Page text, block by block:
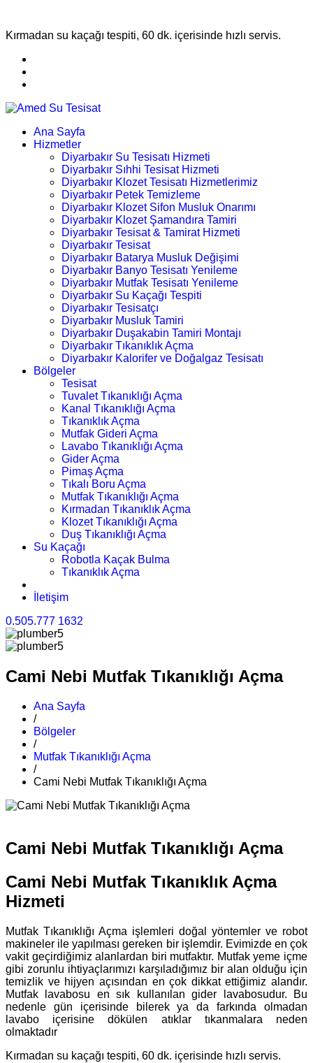
Kırmadan su kaçağı tespiti, 60 dk. içerisinde hızlı servis.
Ana Sayfa
Hizmetler
Diyarbakır Su Tesisatı Hizmeti
Diyarbakır Sıhhi Tesisat Hizmeti
Diyarbakır Klozet Tesisatı Hizmetlerimiz
Diyarbakır Petek Temizleme
Diyarbakır Klozet Sifon Musluk Onarımı
Diyarbakır Klozet Şamandıra Tamiri
Diyarbakır Tesisat & Tamirat Hizmeti
Diyarbakır Tesisat
Diyarbakır Batarya Musluk Değişimi
Diyarbakır Banyo Tesisatı Yenileme
Diyarbakır Mutfak Tesisatı Yenileme
Diyarbakır Su Kaçağı Tespiti
Diyarbakır Tesisatçı
Diyarbakır Musluk Tamiri
Diyarbakır Duşakabin Tamiri Montajı
Diyarbakır Tıkanıklık Açma
Diyarbakır Kalorifer ve Doğalgaz Tesisatı
Bölgeler
Tesisat
Tuvalet Tıkanıklığı Açma
Kanal Tıkanıklığı Açma
Tıkanıklık Açma
Mutfak Gideri Açma
Lavabo Tıkanıklığı Açma
Gider Açma
Pimaş Açma
Tıkalı Boru Açma
Mutfak Tıkanıklığı Açma
Kırmadan Tıkanıklık Açma
Klozet Tıkanıklığı Açma
Duş Tıkanıklığı Açma
Su Kaçağı
Robotla Kaçak Bulma
Tıkanıklık Açma
İletişim
0.505.777 1632
Cami Nebi Mutfak Tıkanıklığı Açma
Ana Sayfa
/
Bölgeler
/
Mutfak Tıkanıklığı Açma
/
Cami Nebi Mutfak Tıkanıklığı Açma
Cami Nebi Mutfak Tıkanıklığı Açma
Cami Nebi Mutfak Tıkanıklık Açma
Hizmeti
Mutfak Tıkanıklığı Açma işlemleri doğal yöntemler ve robot
makineler ile yapılması gereken bir işlemdir. Evimizde en çok
vakit geçirdiğimiz alanlardan biri mutfaktır. Mutfak yeme içme
gibi zorunlu ihtiyaçlarımızı karşıladığımız bir alan olduğu için
temizlik ve hijyen açısından en çok dikkat ettiğimiz alandır.
Mutfak lavabosu en sık kullanılan gider lavabosudur. Bu
nedenle gün içerisinde bilerek ya da farkında olmadan
lavabo içerisine dökülen atıklar tıkanmalara neden
olmaktadır
Kırmadan su kaçağı tespiti, 60 dk. içerisinde hızlı servis.